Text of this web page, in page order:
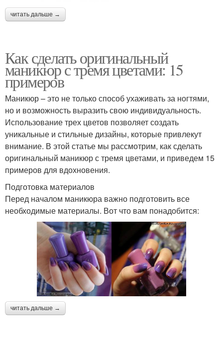
читать дальше →
Как сделать оригинальный
маникюр с тремя цветами: 15
примеров
Маникюр – это не только способ ухаживать за ногтями,
но и возможность выразить свою индивидуальность.
Использование трех цветов позволяет создать
уникальные и стильные дизайны, которые привлекут
внимание. В этой статье мы рассмотрим, как сделать
оригинальный маникюр с тремя цветами, и приведем 15
примеров для вдохновения.
Подготовка материалов
Перед началом маникюра важно подготовить все
необходимые материалы. Вот что вам понадобится:
читать дальше →